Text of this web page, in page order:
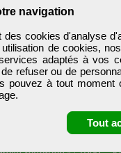
navigation
cookies d'analyse
de cookies, nos
adaptés à vos
refuser ou de
pouvez à tout
Tout